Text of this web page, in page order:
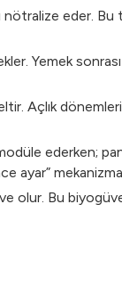
nötralize eder.
Yemek
Açlık
ederken;
olur. Bu